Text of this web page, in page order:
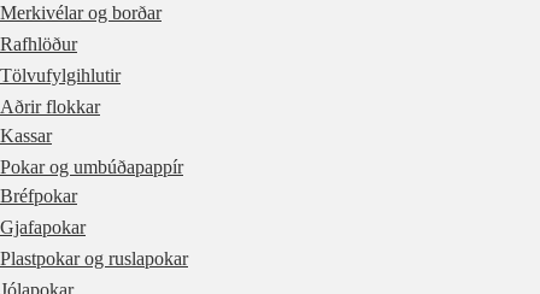
Merkivélar og borðar
Rafhlöður
Tölvufylgihlutir
Aðrir flokkar
Kassar
Pokar og umbúðapappír
Bréfpokar
Gjafapokar
Plastpokar og ruslapokar
Jólapokar